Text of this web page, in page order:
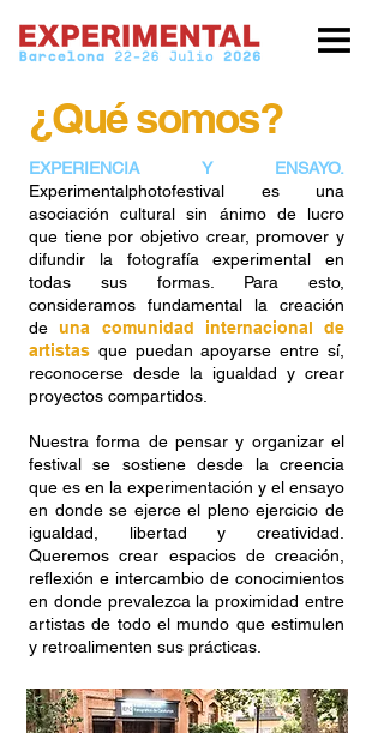
¿Qué somos?
EXPERIENCIA Y ENSAYO.
Experimentalphotofestival es una
asociación cultural sin ánimo de lucro
que tiene por objetivo crear, promover y
difundir la fotografía experimental en
todas sus formas. Para esto,
consideramos fundamental la creación
de una comunidad internacional de
artistas que puedan apoyarse entre sí,
reconocerse desde la igualdad y crear
proyectos compartidos.
Nuestra forma de pensar y organizar el
festival se sostiene desde la creencia
que es en la experimentación y el ensayo
en donde se ejerce el pleno ejercicio de
igualdad, libertad y creatividad.
Queremos crear espacios de creación,
reflexión e intercambio de conocimientos
en donde prevalezca la proximidad entre
artistas de todo el mundo que estimulen
y retroalimenten sus prácticas.